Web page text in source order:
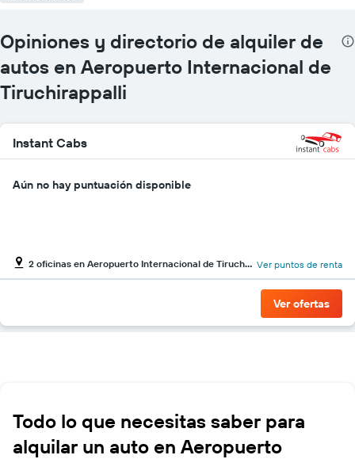
Opiniones y directorio de alquiler de
autos en Aeropuerto Internacional de
Tiruchirappalli
Instant Cabs
Aún no hay puntuación disponible
2 oficinas en Aeropuerto Internacional de Tiruchirappalli Ver puntos de renta
Ver ofertas
Todo lo que necesitas saber para
alquilar un auto en Aeropuerto